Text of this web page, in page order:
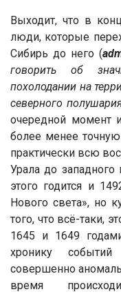
Выходит, что в
люди, которые
Сибирь до него (
говорить об
похолодании на
северного
очередной момент
более менее
практически всю
Урала до
этого годится и
Нового света», но
того, что всё-таки,
1645 и 1649
хронику
совершенно
время